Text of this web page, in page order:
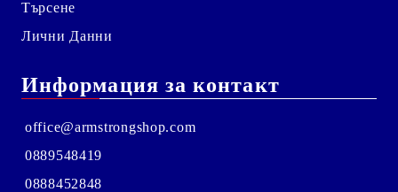
Търсене
Лични Данни
Информация за контакт
office@armstrongshop.com
0889548419
0888452848